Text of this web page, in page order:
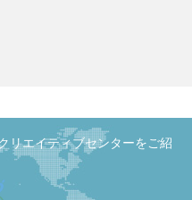
リエイティブセンターをご紹